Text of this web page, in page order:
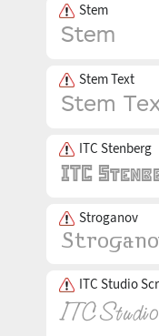
Stem
Stem Text
ITC Stenberg
Stroganov
ITC Studio